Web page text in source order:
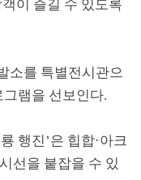
이 즐길 수 있도록
소를 특별전시관으
그램을 선보인다.
행진’은 힙합·아크
선을 붙잡을 수 있